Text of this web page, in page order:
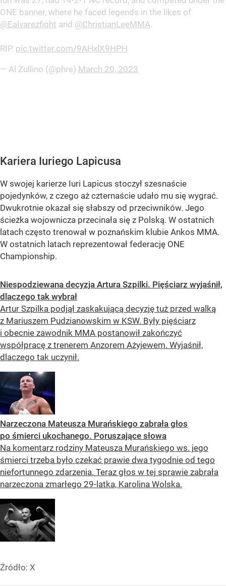
ONE banner, where he faced legends in the likes of
@Ealvarezfight and @ChristianLeeMMA.
RIP. pic.twitter.com/9AHxlX9HPH
— Al Zullino (@phre) March 20, 2023
Kariera Iuriego Lapicusa
W swojej karierze Iuri Lapicus stoczył szesnaście
pojedynków, z czego aż czternaście udało mu się wygrać.
Dwukrotnie okazał się słabszy od przeciwników. Jego
ścieżka wojownicza przecinała się z Polską. W ostatnich
latach często trenował w poznańskim klubie Ankos MMA.
W ostatnich latach reprezentował federację ONE
Championship.
Niespodziewana decyzja Artura Szpilki. Pięściarz wyjaśnił,
dlaczego tak wybrał
Artur Szpilka podjął zaskakującą decyzję tuż przed walką
z Mariuszem Pudzianowskim w KSW. Były pięściarz
i obecnie zawodnik MMA postanowił zakończyć
współpracę z trenerem Anzorem Ażyjewem. Wyjaśnił,
dlaczego tak uczynił.
Narzeczona Mateusza Murańskiego zabrała głos
po śmierci ukochanego. Poruszające słowa
Na komentarz rodziny Mateusza Murańskiego ws. jego
śmierci trzeba było czekać prawie dwa tygodnie od tego
niefortunnego zdarzenia. Teraz głos w tej sprawie zabrała
narzeczona zmarłego 29-latka, Karolina Wolska.
Źródło: X